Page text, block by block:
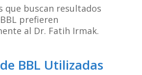
que buscan resultados
prefieren
al Dr. Fatih Irmak.
BBL Utilizadas